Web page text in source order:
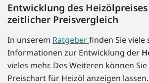
Entwicklung des Heizölpreises
zeitlicher Preisvergleich
In unserem Ratgeberfinden Sie viele
Informationen zur Entwicklung der
vieles mehr. Des Weiteren können
Preischart für Heizöl anzeigen